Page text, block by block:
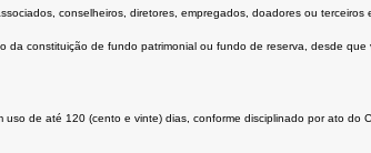
conselheiros, diretores, empregados, doadores ou
constituição de fundo patrimonial ou fundo de reserva, desde
de até 120 (cento e vinte) dias, conforme disciplinado por ato do